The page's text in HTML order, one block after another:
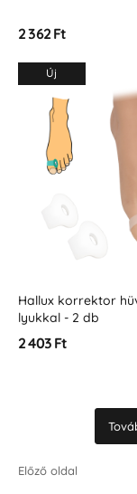
2 362 Ft
Új
Hallux korrektor
lyukkal - 2 db
2 403 Ft
Előző oldal